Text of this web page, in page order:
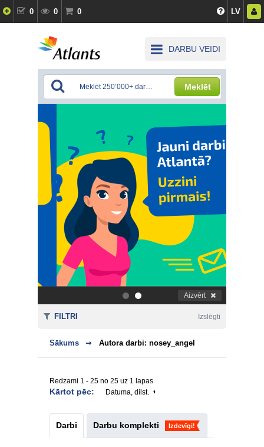
0 0 0 LV
DARBU VEIDI
Meklēt
. Aizvērt
Sākums Autora darbi: nosey_angel
Redzami 1 - 25 no 25 uz 1 lapas
Kārtot pēc: Datuma, dilst.
Darbi Darbu komplekti Izdevīgi!
FILTRI Izslēgti